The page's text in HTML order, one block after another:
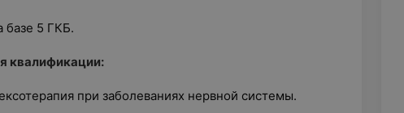
базе 5 ГКБ.
квалификации:
при заболеваниях нервной системы.